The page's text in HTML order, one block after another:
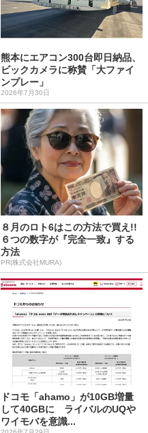
熊本にエアコン300台即日納品、
ビックカメラに称賛「大ファイ
ンプレー」
2026年7月30日
８月のロト6はこの方法で買え!!
６つの数字が『完全一致』する
方法
PR(株式会社MURA)
ドコモ「ahamo」が10GB増量
して40GBに ライバルのUQや
ワイモバを意識...